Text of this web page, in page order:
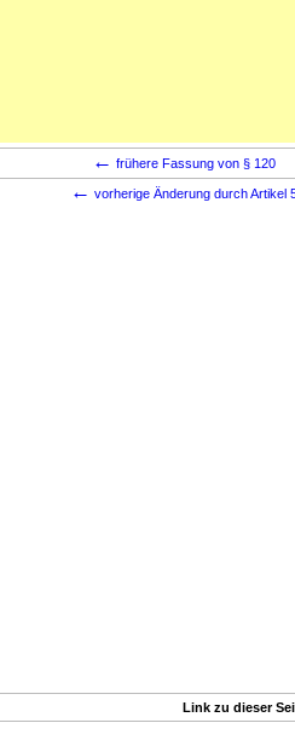
← frühere Fassung von § 120
← vorherige Änderung durch Artikel
Link zu dieser